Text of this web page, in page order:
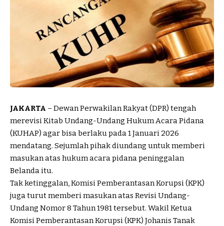
JAKARTA – Dewan Perwakilan Rakyat (DPR) tengah
merevisi Kitab Undang-Undang Hukum Acara Pidana
(KUHAP) agar bisa berlaku pada 1 Januari 2026
mendatang. Sejumlah pihak diundang untuk memberi
masukan atas hukum acara pidana peninggalan
Belanda itu.
Tak ketinggalan, Komisi Pemberantasan Korupsi (KPK)
juga turut memberi masukan atas Revisi Undang-
Undang Nomor 8 Tahun 1981 tersebut. Wakil Ketua
Komisi Pemberantasan Korupsi (KPK) Johanis Tanak